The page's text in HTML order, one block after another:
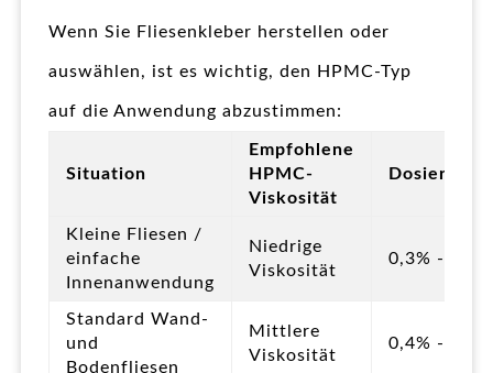
Wenn Sie Fliesenkleber herstellen oder
auswählen, ist es wichtig, den HPMC-Typ
auf die Anwendung abzustimmen:
Situation
Empfohlene
HPMC-
Viskosität
Kleine Fliesen /
einfache
Innenanwendung
Niedrige
Viskosität
0,3% - 0,4%
Standard Wand-
und
Bodenfliesen
Mittlere
Viskosität
0,4% - 0,5%